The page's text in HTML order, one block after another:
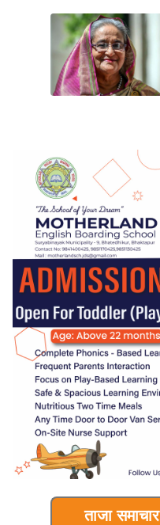
ताजा समाचार